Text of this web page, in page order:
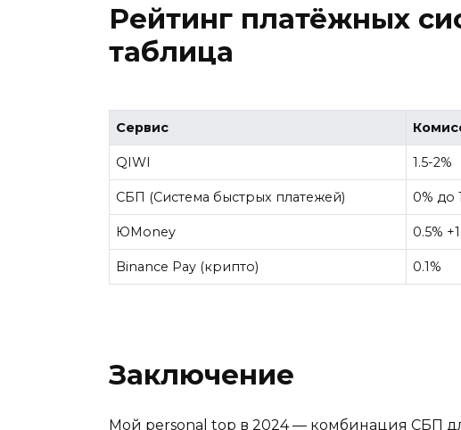
Рейтинг платёжных
таблица
Сервис
QIWI 1.5-2%
СБП (Система быстрых платежей) 0% до
ЮMoney 0.5%
Binance Pay (крипто) 0.1%
Заключение
Мой personal top в 2024 — комбинация СБП